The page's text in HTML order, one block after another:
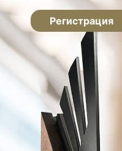
Регистрация